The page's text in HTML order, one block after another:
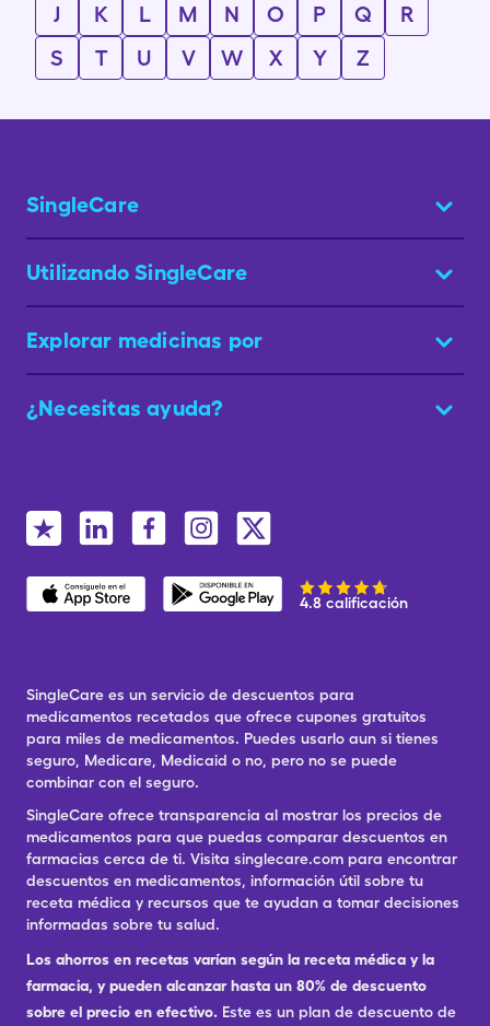
J
K L M N O P Q
R
S
T U V W X Y Z
SingleCare
Utilizando SingleCare
Explorar medicinas por
¿Necesitas ayuda?
4.8 calificación
SingleCare es un servicio de descuentos para
medicamentos recetados que ofrece cupones gratuitos
para miles de medicamentos. Puedes usarlo aun si tienes
seguro, Medicare, Medicaid o no, pero no se puede
combinar con el seguro.
SingleCare ofrece transparencia al mostrar los precios de
medicamentos para que puedas comparar descuentos en
farmacias cerca de ti. Visita singlecare.com para encontrar
descuentos en medicamentos, información útil sobre tu
receta médica y recursos que te ayudan a tomar decisiones
informadas sobre tu salud.
Los ahorros en recetas varían según la receta médica y la
farmacia, y pueden alcanzar hasta un 80% de descuento
sobre el precio en efectivo. Este es un plan de descuento de